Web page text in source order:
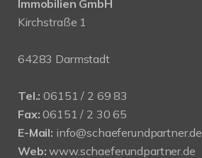
Immobilien GmbH
Kirchstraße 1
64283 Darmstadt
Tel.: 06151 / 2 69 83
Fax: 06151 / 2 30 65
E-Mail: info@schaeferundpartner.de
Web: www.schaeferundpartner.de